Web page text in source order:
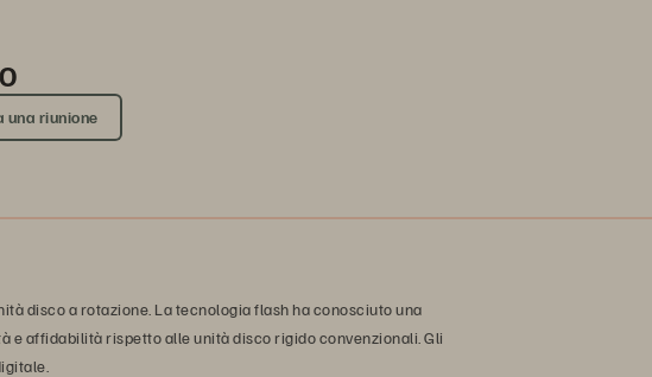
una riunione
disco a rotazione. La tecnologia flash ha conosciuto una
e affidabilità rispetto alle unità disco rigido convenzionali. Gli